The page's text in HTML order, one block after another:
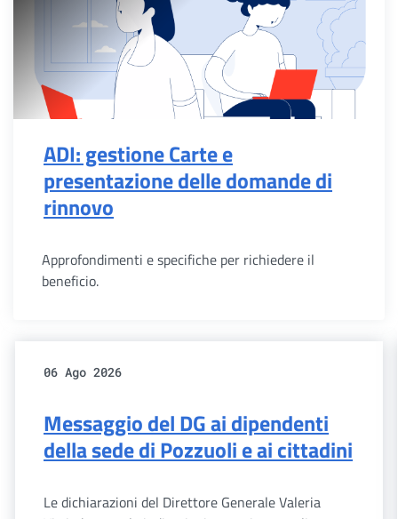
ADI: gestione Carte e
presentazione delle domande di
rinnovo
Approfondimenti e specifiche per richiedere il
beneficio.
06 Ago 2026
Messaggio del DG ai dipendenti
della sede di Pozzuoli e ai cittadini
Le dichiarazioni del Direttore Generale Valeria